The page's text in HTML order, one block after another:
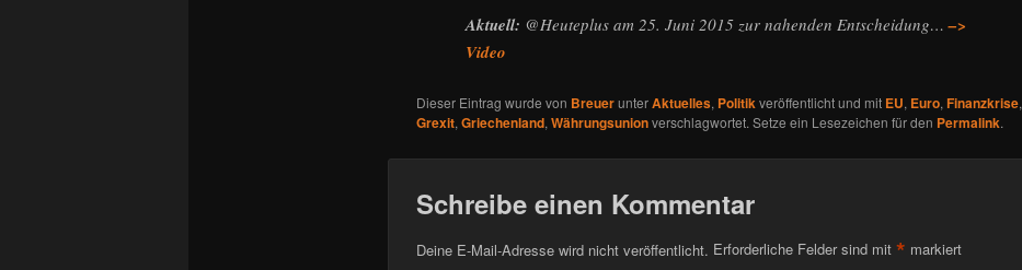
Aktuell: @Heuteplus am 25. Juni 2015 zur nahenden Entscheidung…–>
Video
Dieser Eintrag wurde von BreuerunterAktuelles, Politikveröffentlicht und mit EU, Euro, Finanzkrise,
Grexit, Griechenland, Währungsunionverschlagwortet. Setze ein Lesezeichen für den Permalink.
Schreibe einen Kommentar
Deine E-Mail-Adresse wird nicht veröffentlicht. Erforderliche Felder sind mit * markiert